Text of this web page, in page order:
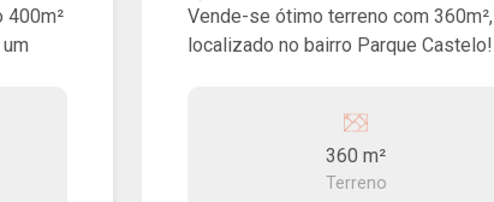
400m²
Vende-se ótimo terreno com 360m²,
localizado no bairro Parque Castelo!
360 m²
Terreno